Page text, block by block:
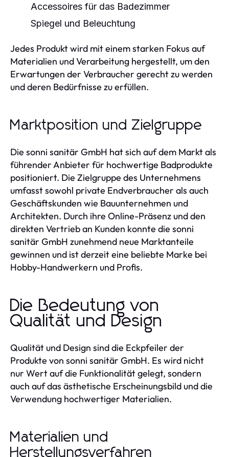
Accessoires für das Badezimmer
Spiegel und Beleuchtung
Jedes Produkt wird mit einem starken Fokus auf
Materialien und Verarbeitung hergestellt, um den
Erwartungen der Verbraucher gerecht zu werden
und deren Bedürfnisse zu erfüllen.
Marktposition und Zielgruppe
Die sonni sanitär GmbH hat sich auf dem Markt als
führender Anbieter für hochwertige Badprodukte
positioniert. Die Zielgruppe des Unternehmens
umfasst sowohl private Endverbraucher als auch
Geschäftskunden wie Bauunternehmen und
Architekten. Durch ihre Online-Präsenz und den
direkten Vertrieb an Kunden konnte die sonni
sanitär GmbH zunehmend neue Marktanteile
gewinnen und ist derzeit eine beliebte Marke bei
Hobby-Handwerkern und Profis.
Die Bedeutung von
Qualität und Design
Qualität und Design sind die Eckpfeiler der
Produkte von sonni sanitär GmbH. Es wird nicht
nur Wert auf die Funktionalität gelegt, sondern
auch auf das ästhetische Erscheinungsbild und die
Verwendung hochwertiger Materialien.
Materialien und
Herstellungsverfahren